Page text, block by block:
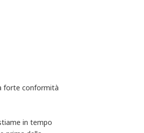
forte conformità
in tempo